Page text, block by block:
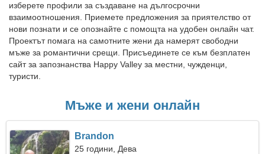
изберете профили за създаване на дългосрочни
взаимоотношения. Приемете предложения за приятелство от
нови познати и се опознайте с помощта на удобен онлайн чат.
Проектът помага на самотните жени да намерят свободни
мъже за романтични срещи. Присъединете се към безплатен
сайт за запознанства Happy Valley за местни, чужденци,
туристи.
Мъже и жени онлайн
Brandon
25 години, Дева